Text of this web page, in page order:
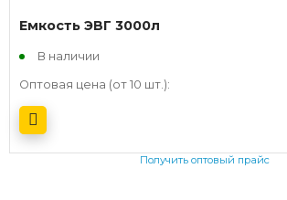
Емкость ЭВГ 3000л
В наличии
Оптовая цена (от 10 шт.):
Получить оптовый прайс